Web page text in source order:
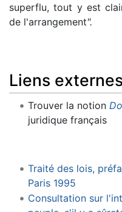
superflu, tout y est
de l'arrangement".
Liens externes
Trouver la notion
juridique français
Traité des lois,
Paris 1995
Consultation sur